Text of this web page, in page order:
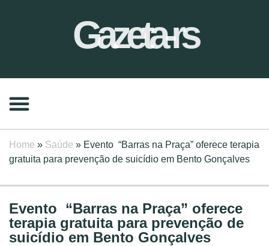
Gazeta-rs
Home » Saúde » Evento “Barras na Praça” oferece terapia
gratuita para prevenção de suicídio em Bento Gonçalves
Evento “Barras na Praça” oferece
terapia gratuita para prevenção de
suicídio em Bento Gonçalves